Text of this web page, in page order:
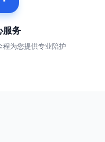
服务
为您提供专业陪护